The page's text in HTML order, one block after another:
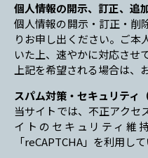
個人情報の開示、訂正、追
個人情報の開示・訂正・削
りお申し出ください。ご本
いた上、速やかに対応させ
上記を希望される場合は、
スパム対策・セキュリティ
当サイトでは、不正アクセ
イトのセキュリティ維
「reCAPTCHA」を利用して